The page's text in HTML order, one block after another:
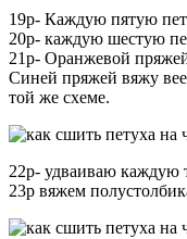
19р- Каждую пятую
20р- каждую шестую
21р- Оранжевой
Синей пряжей вяжу
той же схеме.
22р- удваиваю
23р вяжем